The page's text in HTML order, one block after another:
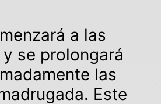
a las
se prolongará
las
Este